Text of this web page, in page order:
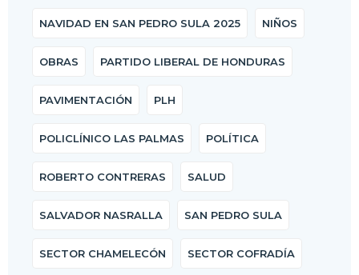
NAVIDAD EN SAN PEDRO SULA 2025 NIÑOS
OBRAS PARTIDO LIBERAL DE HONDURAS
PAVIMENTACIÓN PLH
POLICLÍNICO LAS PALMAS POLÍTICA
ROBERTO CONTRERAS SALUD
SALVADOR NASRALLA SAN PEDRO SULA
SECTOR CHAMELECÓN SECTOR COFRADÍA